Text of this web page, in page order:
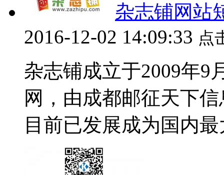
杂志铺网站
2016-12-02 14:09:33 点
杂志铺成立于2009年9
网，由成都邮征天下
目前已发展成为国内